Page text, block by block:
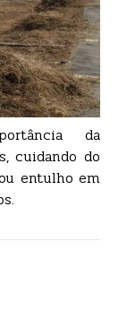
da
cuidando do
entulho em